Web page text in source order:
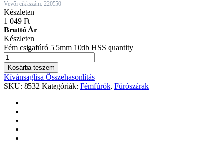
Vevői cikkszám: 220550
Készleten
1 049 Ft
Bruttó Ár
Készleten
Fém csigafúró 5,5mm 10db HSS quantity
Kosárba teszem
Kívánságlisa Összehasonlítás
SKU: 8532 Kategóriák: Fémfúrók, Fúrószárak